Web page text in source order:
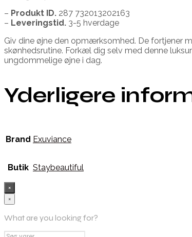
– Produkt ID. 287 732013202163
– Leveringstid. 3-5 hverdage
Giv dine øjne den opmærksomhed. De fortjener
skønhedsrutine. Forkæl dig selv med denne
ungdommelige øjne i dag.
Yderligere
Brand Exuviance
Butik Staybeautiful
×
×
What are you looking for?